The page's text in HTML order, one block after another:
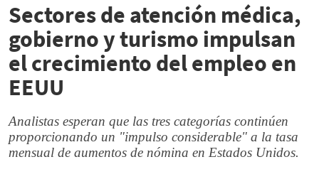
Sectores de atención médica,
gobierno y turismo impulsan
el crecimiento del empleo en
EEUU
Analistas esperan que las tres categorías continúen
proporcionando un "impulso considerable" a la tasa
mensual de aumentos de nómina en Estados Unidos.